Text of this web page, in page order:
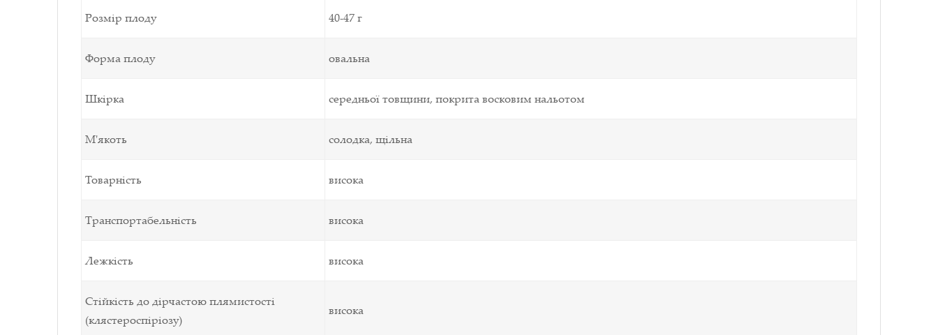
Розмір плоду 40-47 г
Форма плоду овальна
Шкірка середньої товщини, покрита восковим нальотом
М'якоть солодка, щільна
Товарність висока
Транспортабельність висока
Лежкість висока
Стійкість до дірчастою плямистості
(клястероспіріозу)
висока